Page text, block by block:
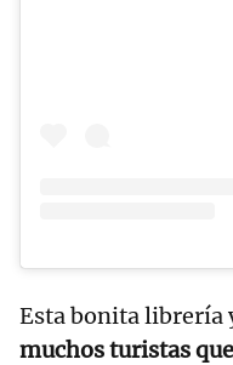
Esta bonita librería
muchos turistas